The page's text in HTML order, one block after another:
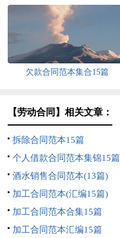
欠款合同范本集合15篇
【劳动合同】相关文章：
拆除合同范本15篇
个人借款合同范本集锦15篇
酒水销售合同范本(13篇)
加工合同范本(汇编15篇)
加工合同范本合集15篇
加工合同范本汇编15篇